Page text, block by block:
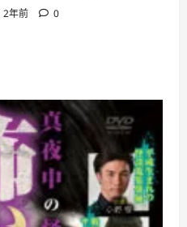
2年前 0